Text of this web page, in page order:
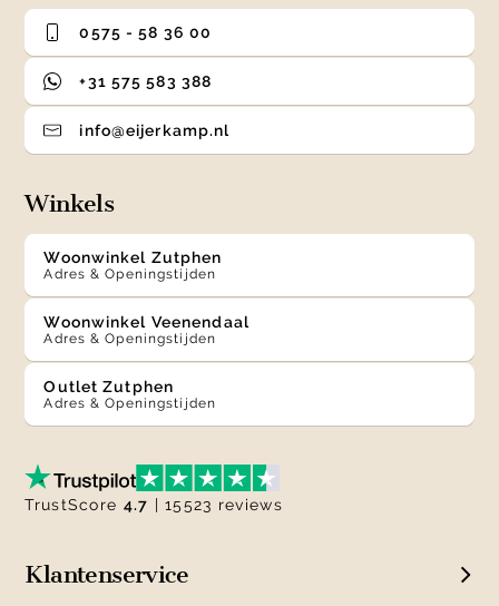
0575 - 58 36 00
+31 575 583 388
info@eijerkamp.nl
Winkels
Woonwinkel Zutphen
Adres & Openingstijden
Woonwinkel Veenendaal
Adres & Openingstijden
Outlet Zutphen
Adres & Openingstijden
Klantenservice
TrustScore 4.7 | 15523 reviews